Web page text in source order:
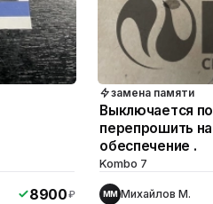
8900₽
замена памяти
Выключается
перепрошить
обеспечение .
Kombo 7
ММ Михайлов М.